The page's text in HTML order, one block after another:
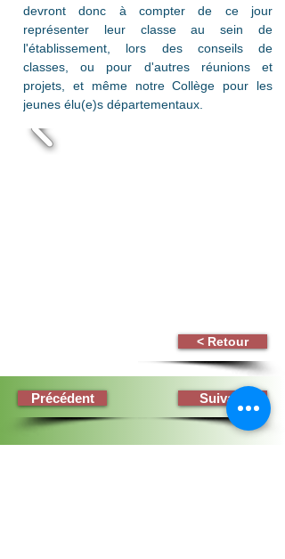
devront donc à compter de ce jour
représenter leur classe au sein de
l'établissement, lors des conseils de
classes, ou pour d'autres réunions et
projets, et même notre Collège pour les
jeunes élu(e)s départementaux.
< Retour
Précédent Suivant